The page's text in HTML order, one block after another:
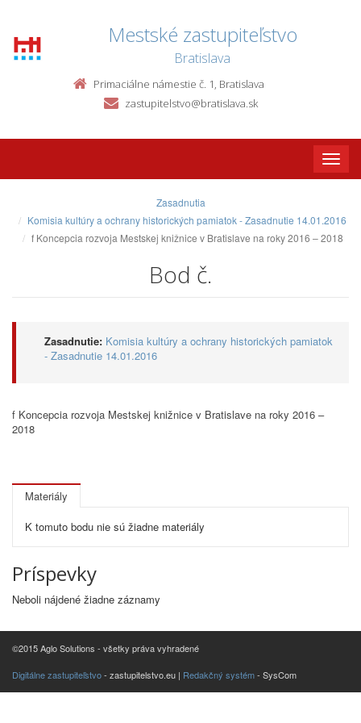
Mestské zastupiteľstvo
Bratislava
Primaciálne námestie č. 1, Bratislava
zastupitelstvo@bratislava.sk
Toggle
Zasadnutia
Komisia kultúry a ochrany historických pamiatok - Zasadnutie 14.01.2016
f Koncepcia rozvoja Mestskej knižnice v Bratislave na roky 2016 – 2018
Bod č.
Zasadnutie: Komisia kultúry a ochrany historických pamiatok
- Zasadnutie 14.01.2016
f Koncepcia rozvoja Mestskej knižnice v Bratislave na roky 2016 –
2018
Materiály
K tomuto bodu nie sú žiadne materiály
Príspevky
Neboli nájdené žiadne záznamy
©2015 Aglo Solutions - všetky práva vyhradené
Digitálne zastupiteľstvo- zastupitelstvo.eu | Redakčný systém- SysCom